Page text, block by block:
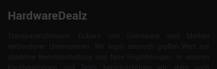
HardwareDealz